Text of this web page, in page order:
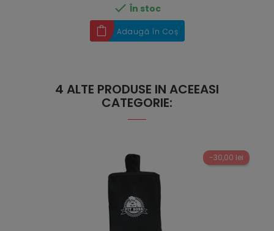
 În stoc
Adaugă în Coș
4 ALTE PRODUSE IN ACEEASI
CATEGORIE:
-30,00 lei